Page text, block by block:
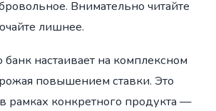
Внимательно читайте
лишнее.
банк настаивает на комплексном
повышением ставки. Это
рамках конкретного продукта —